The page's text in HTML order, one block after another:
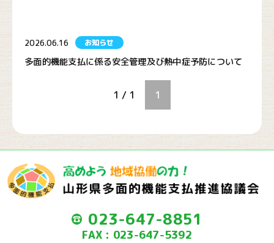
2026.06.16 お知らせ
多面的機能支払に係る安全管理及び熱中症予防について
1 / 1 1
023-647-8851
FAX : 023-647-5392